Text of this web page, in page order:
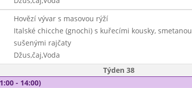
Hovězí vývar s masovou rýží
Italské chicche (gnochi) s kuřecími kousky, smetanou
sušenými rajčaty
Džus,čaj,Voda
Týden 38
- 14:00)